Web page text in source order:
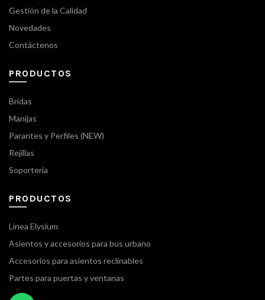
Gestión de la Calidad
Novedades
Contáctenos
PRODUCTOS
Bridas
Manijas
Parantes y Perfiles (NEW)
Rejillas
Soportería
PRODUCTOS
Linea Elysium
Asientos y accesorios para bus urbano
Accesorios para asientos reclinables
Partes para puertas y ventanas